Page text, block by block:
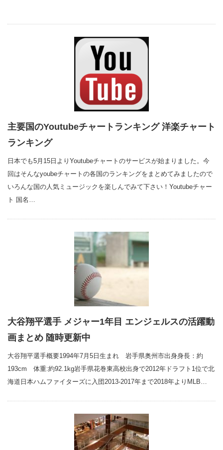
主要国のYoutubeチャートランキング 洋楽チャート
ランキング
日本でも5月15日よりYoutubeチャートのサービスが始まりました。今
回はそんなyoubeチャートの各国のランキングをまとめてみましたので
いろんな国の人気ミュージックを楽しんでみて下さい！Youtubeチャー
ト 国名…
大谷翔平選手 メジャー1年目 エンジェルスの活躍動
画まとめ 随時更新中
大谷翔平選手概要1994年7月5日生まれ 岩手県奥州市出身身長：約
193cm 体重:約92.1kg岩手県花巻東高校出身で2012年ドラフト1位で北
海道日本ハムファイターズに入団2013-2017年まで2018年よりMLB…